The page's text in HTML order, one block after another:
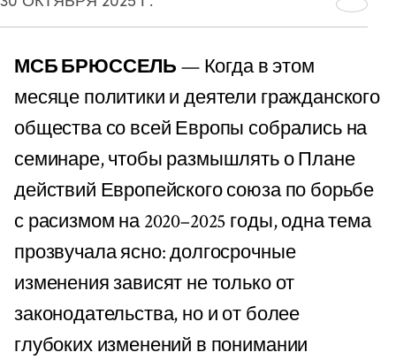
МСБ БРЮССЕЛЬ — Когда в этом
месяце политики и деятели гражданского
общества со всей Европы собрались на
семинаре, чтобы размышлять о Плане
действий Европейского союза по борьбе
с расизмом на 2020–2025 годы, одна тема
прозвучала ясно: долгосрочные
изменения зависят не только от
законодательства, но и от более
глубоких изменений в понимании